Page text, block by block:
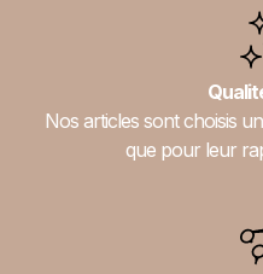
Nos articles sont choisis
que pour leur